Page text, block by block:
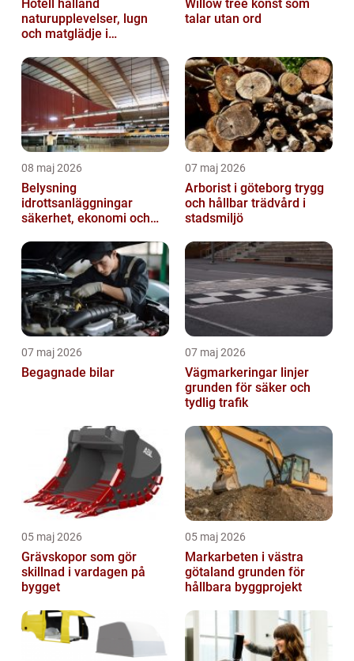
Hotell halland
naturupplevelser, lugn
och matglädje i
Willow tree konst som
talar utan ord
08 maj 2026
Belysning
idrottsanläggningar
säkerhet, ekonomi och
07 maj 2026
Arborist i göteborg trygg
och hållbar trädvård i
stadsmiljö
07 maj 2026
Begagnade bilar
07 maj 2026
Vägmarkeringar linjer
grunden för säker och
tydlig trafik
05 maj 2026
Grävskopor som gör
skillnad i vardagen på
bygget
05 maj 2026
Markarbeten i västra
götaland grunden för
hållbara byggprojekt